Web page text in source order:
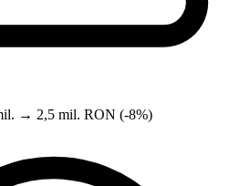
→ 2,5 mil. RON (-8%)